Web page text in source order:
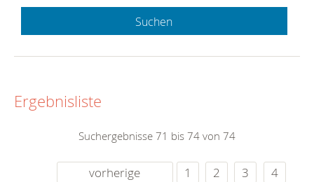
Suchen
Ergebnisliste
Suchergebnisse 71 bis 74 von 74
vorherige 1 2 3
4